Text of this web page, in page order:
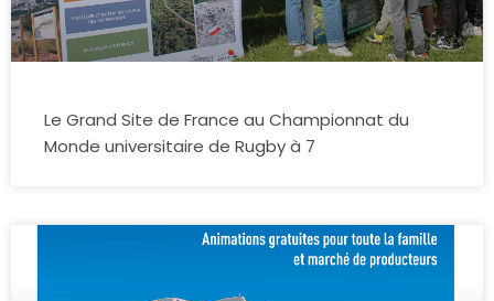
Le Grand Site de France au Championnat du
Monde universitaire de Rugby à 7